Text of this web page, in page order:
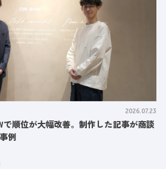
2026.07.23
順位が大幅改善。制作した記事が商談
例